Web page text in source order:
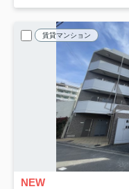
賃貸マンション
NEW